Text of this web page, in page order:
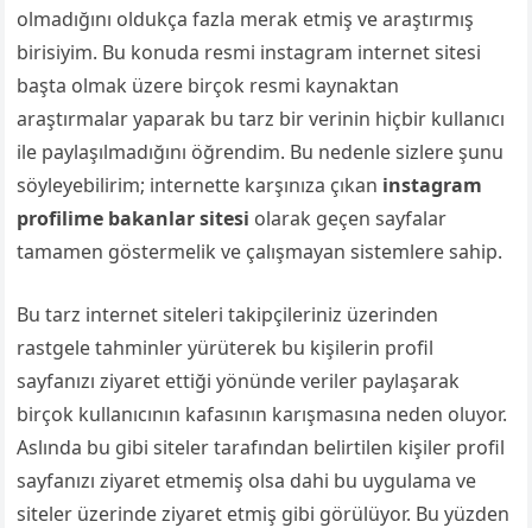
olmadığını oldukça fazla merak etmiş ve araştırmış
birisiyim. Bu konuda resmi instagram internet sitesi
başta olmak üzere birçok resmi kaynaktan
araştırmalar yaparak bu tarz bir verinin hiçbir kullanıcı
ile paylaşılmadığını öğrendim. Bu nedenle sizlere şunu
söyleyebilirim; internette karşınıza çıkan instagram
profilime bakanlar sitesi olarak geçen sayfalar
tamamen göstermelik ve çalışmayan sistemlere sahip.
Bu tarz internet siteleri takipçileriniz üzerinden
rastgele tahminler yürüterek bu kişilerin profil
sayfanızı ziyaret ettiği yönünde veriler paylaşarak
birçok kullanıcının kafasının karışmasına neden oluyor.
Aslında bu gibi siteler tarafından belirtilen kişiler profil
sayfanızı ziyaret etmemiş olsa dahi bu uygulama ve
siteler üzerinde ziyaret etmiş gibi görülüyor. Bu yüzden